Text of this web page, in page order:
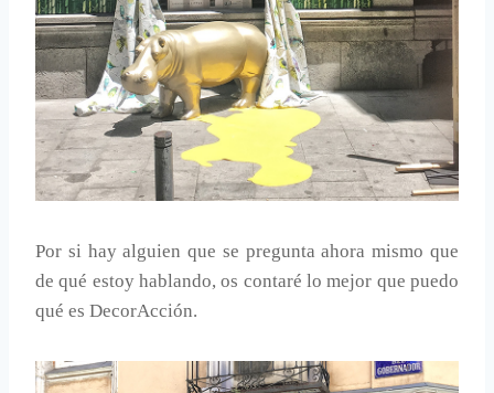
Por si hay alguien que se pregunta ahora mismo que
de qué estoy hablando, os contaré lo mejor que puedo
qué es DecorAcción.